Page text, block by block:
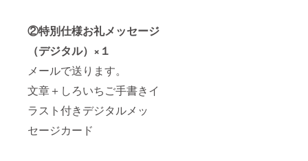
②特別仕様お礼メッセージ
（デジタル）×１
メールで送ります。
文章＋しろいちご手書きイ
ラスト付きデジタルメッ
セージカード